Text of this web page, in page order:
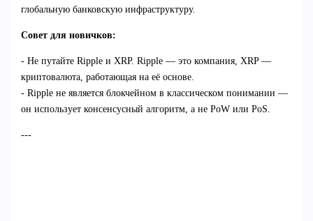
глобальную банковскую инфраструктуру.
Совет для новичков:
- Не путайте Ripple и XRP. Ripple — это компания, XRP —
криптовалюта, работающая на её основе.
- Ripple не является блокчейном в классическом понимании —
он использует консенсусный алгоритм, а не PoW или PoS.
---